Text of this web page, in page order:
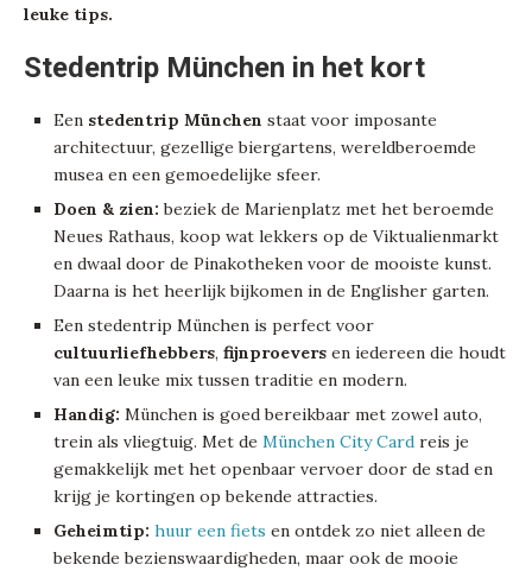
leuke tips.
Stedentrip München in het kort
Een stedentrip München staat voor imposante
architectuur, gezellige biergartens, wereldberoemde
musea en een gemoedelijke sfeer.
Doen & zien: beziek de Marienplatz met het beroemde
Neues Rathaus, koop wat lekkers op de Viktualienmarkt
en dwaal door de Pinakotheken voor de mooiste kunst.
Daarna is het heerlijk bijkomen in de Englisher garten.
Een stedentrip München is perfect voor
cultuurliefhebbers, fijnproevers en iedereen die houdt
van een leuke mix tussen traditie en modern.
Handig: München is goed bereikbaar met zowel auto,
trein als vliegtuig. Met de München City Card reis je
gemakkelijk met het openbaar vervoer door de stad en
krijg je kortingen op bekende attracties.
Geheimtip: huur een fiets en ontdek zo niet alleen de
bekende bezienswaardigheden, maar ook de mooie